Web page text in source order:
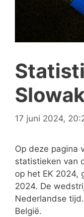
17 juni 2024,
Op deze pagina
statistieken van
op het EK 2024,
2024. De
Nederlandse
België.